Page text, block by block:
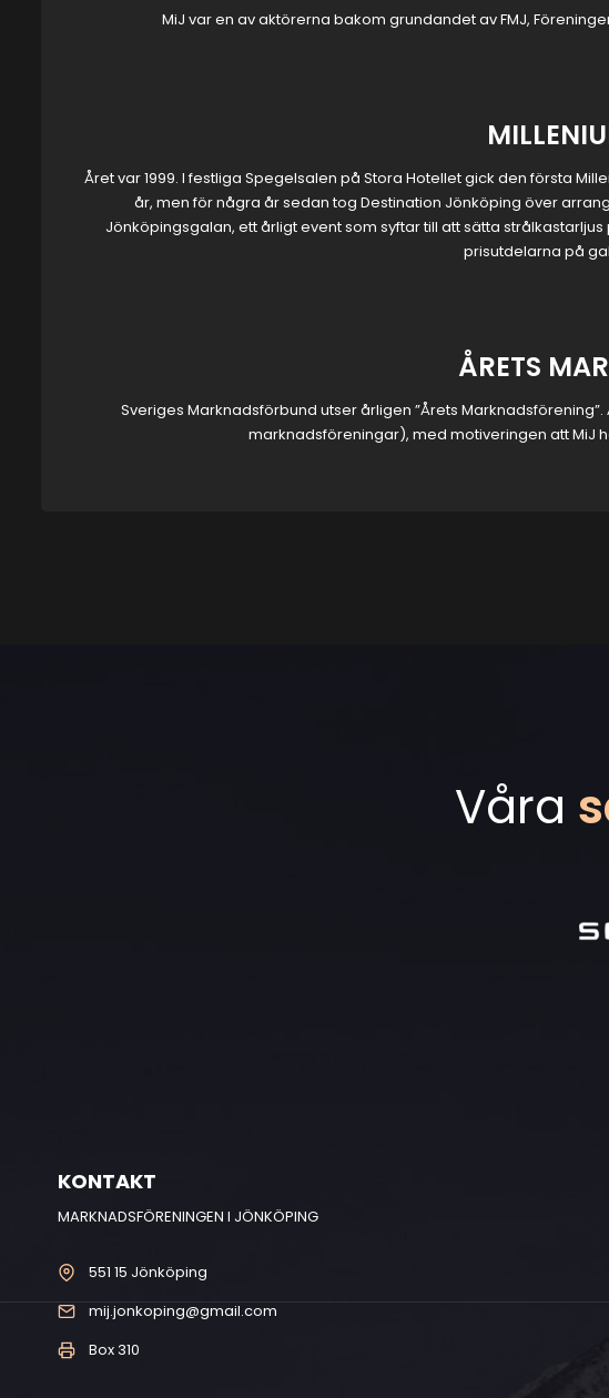
MiJ var en av aktörerna bakom grundandet av FMJ,
Året var 1999. I festliga Spegelsalen på Stora Hotellet gick den första
år, men för några år sedan tog Destination Jönköping över
Jönköpingsgalan, ett årligt event som syftar till att sätta
prisutdelarna på
ÅRETS
Sveriges Marknadsförbund utser årligen ”Årets
marknadsföreningar), med motiveringen att MiJ
Våra
KONTAKT
MARKNADSFÖRENINGEN I JÖNKÖPING
551 15 Jönköping
mij.jonkoping@gmail.com
Box 310